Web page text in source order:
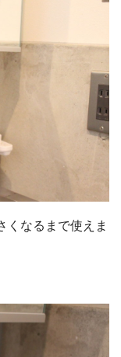
くなるまで使えま